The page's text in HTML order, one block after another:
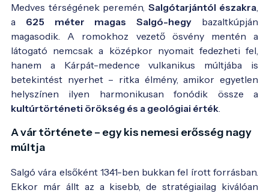
Medves térségének peremén, Salgótarjántól északra
a 625 méter magas Salgó-hegy bazaltkúpján
magasodik. A romokhoz vezető ösvény mentén a
látogató nemcsak a középkor nyomait fedezheti fel,
hanem a Kárpát-medence vulkanikus múltjába is
betekintést nyerhet – ritka élmény, amikor egyetlen
helyszínen ilyen harmonikusan fonódik össze a
kultúrtörténeti örökség és a geológiai érték
A vár története – egy kis nemesi erősség nagy
múltja
Salgó vára elsőként 1341-ben bukkan fel írott forrásban.
Ekkor már állt az a kisebb, de stratégiailag kiválóan